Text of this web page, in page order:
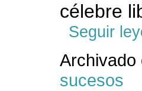
célebre
Seguir
Archivado
sucesos